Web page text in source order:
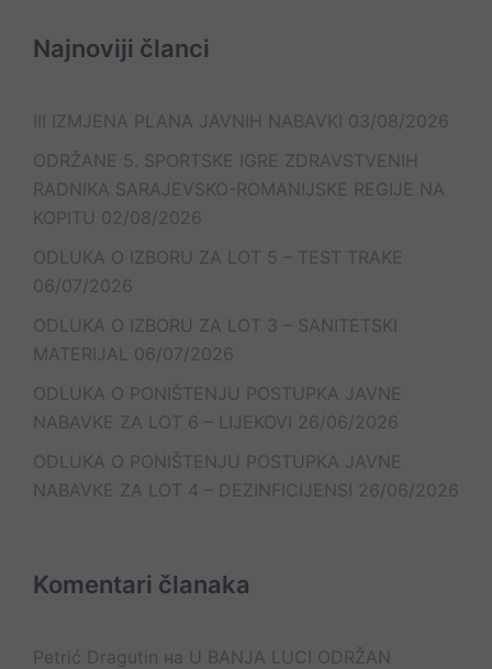
Najnoviji članci
III IZMJENA PLANA JAVNIH NABAVKI 03/08/2026
ODRŽANE 5. SPORTSKE IGRE ZDRAVSTVENIH
RADNIKA SARAJEVSKO-ROMANIJSKE REGIJE NA
KOPITU 02/08/2026
ODLUKA O IZBORU ZA LOT 5 – TEST TRAKE
06/07/2026
ODLUKA O IZBORU ZA LOT 3 – SANITETSKI
MATERIJAL 06/07/2026
ODLUKA O PONIŠTENJU POSTUPKA JAVNE
NABAVKE ZA LOT 6 – LIJEKOVI 26/06/2026
ODLUKA O PONIŠTENJU POSTUPKA JAVNE
NABAVKE ZA LOT 4 – DEZINFICIJENSI 26/06/2026
Komentari članaka
Petrić Dragutin на U BANJA LUCI ODRŽAN